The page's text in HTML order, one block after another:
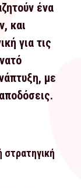
ένα
και
για τις
με
στρατηγική